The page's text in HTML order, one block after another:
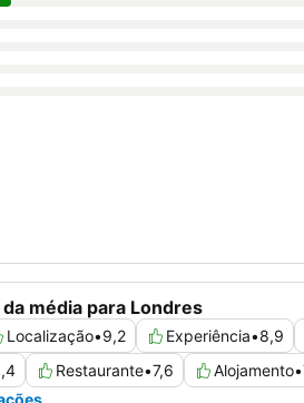
média para Londres
Localização•9,2 Experiência•8,9
Restaurante•7,6 Alojamento•